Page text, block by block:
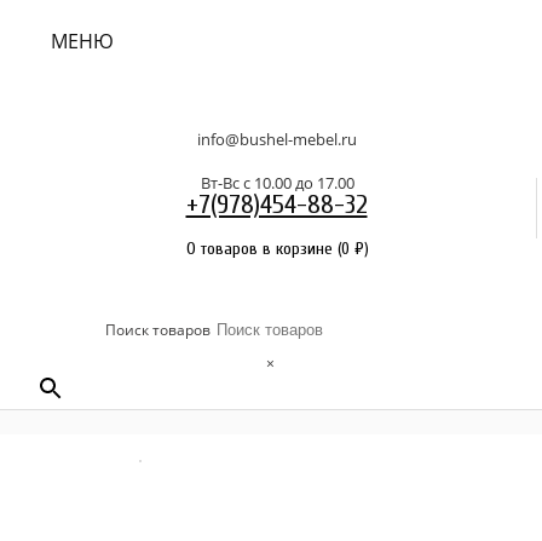
МЕНЮ
info@bushel-mebel.ru
Вт-Вс c 10.00 до 17.00
+7(978)454-88-32
0 товаров в корзине (0 ₽)
Поиск товаров
×